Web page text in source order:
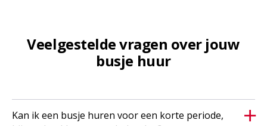
Veelgestelde vragen over jouw
busje huur
Kan ik een busje huren voor een korte periode,